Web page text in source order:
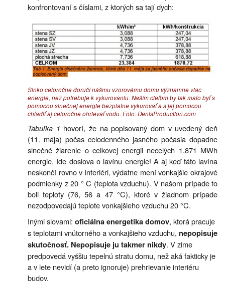
konfrontovaní s číslami, z ktorých sa tají dych:
Slnko celoročne doručí nášmu vzorovému domu významne viac
energie, než potrebuje k vykurovaniu. Naším cieľom by tak malo byť s
pomocou slnečnej energie bezplatne vykurovať a s jej pomocou
chladiť aj celoročne ohrievať vodu. Foto: DenisProduction.com
Tabuľka 1 hovorí, že na popisovaný dom v uvedený deň
(11. mája) počas celodenného jasného počasia dopadne
slnečné žiarenie o celkovej energii necelých 1,871 MWh
energie. Ide doslova o lavínu energie! A aj keď táto lavína
neskončí rovno v interiéri, výdatne mení vonkajšie okrajové
podmienky z 20 ° C (teplota vzduchu). V našom prípade to
boli teploty (76, 56 a 47 °C), ktoré v žiadnom prípade
nezodpovedajú teplote vonkajšieho vzduchu 20 °C.
Inými slovami: oficiálna energetika domov, ktorá pracuje
s teplotami vnútorného a vonkajšieho vzduchu, nepopisuje
skutočnosť. Nepopisuje ju takmer nikdy. V zime
predpovedá vyššiu tepelnú stratu domu, než aká fakticky je
a v lete nevidí (a preto ignoruje) prehrievanie interiéru
budov.